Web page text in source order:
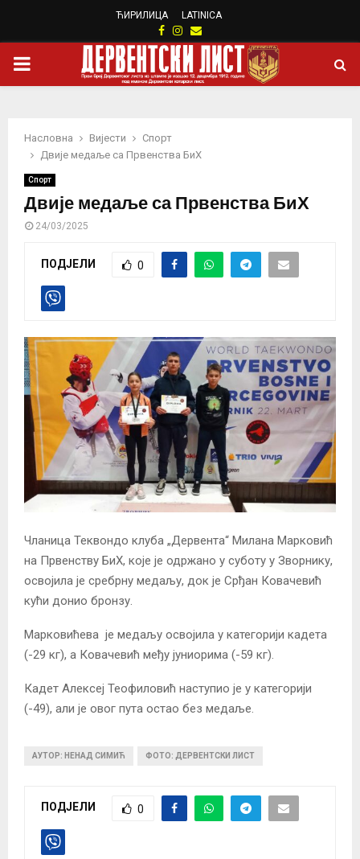
ЋИРИЛИЦА LATINICA
Facebook
Instagram
Email
PRIMARY
Насловна Вијести
Спорт
Двије медаље са Првенства БиХ
Спорт
Двије медаље са Првенства БиХ
24/03/2025
ПОДЈЕЛИ 0
Чланица Теквондо клуба „Дервента“ Милана Марковић
на Првенству БиХ, које је одржано у суботу у Зворнику,
освојила је сребрну медаљу, док је Срђан Ковачевић
кући донио бронзу.
Марковићева је медаљу освојила у категорији кадета
(-29 кг), а Ковачевић међу јуниорима (-59 кг).
Кадет Алексеј Теофиловић наступио је у категорији
(-49), али је овог пута остао без медаље.
АУТОР: НЕНАД СИМИЋ ФОТО: ДЕРВЕНТСКИ ЛИСТ
ПОДЈЕЛИ 0